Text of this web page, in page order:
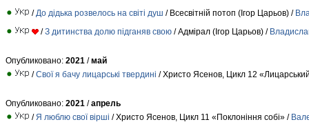
/ До дідька розвелось на світі душ / Всесвітній потоп (Ігор Царьов) /
/З дитинства долю підганяв свою / Адмірал (Ігор Царьов) /
Опубликовано: 2021 /май
/Свої я бачу лицарські твердині / Христо Ясенов, Цикл 12
Опубликовано: 2021 /апрель
/ Я люблю свої вірші / Христо Ясенов, Цикл 11 «Поклоніння собі» /